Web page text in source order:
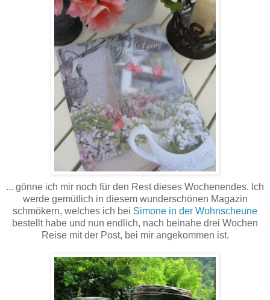
... gönne ich mir noch für den Rest dieses Wochenendes. Ich
werde gemütlich in diesem wunderschönen Magazin
schmökern, welches ich bei Simone in der Wohnscheune
bestellt habe und nun endlich, nach beinahe drei Wochen
Reise mit der Post, bei mir angekommen ist.